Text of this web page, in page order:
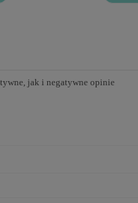
jak i negatywne opinie